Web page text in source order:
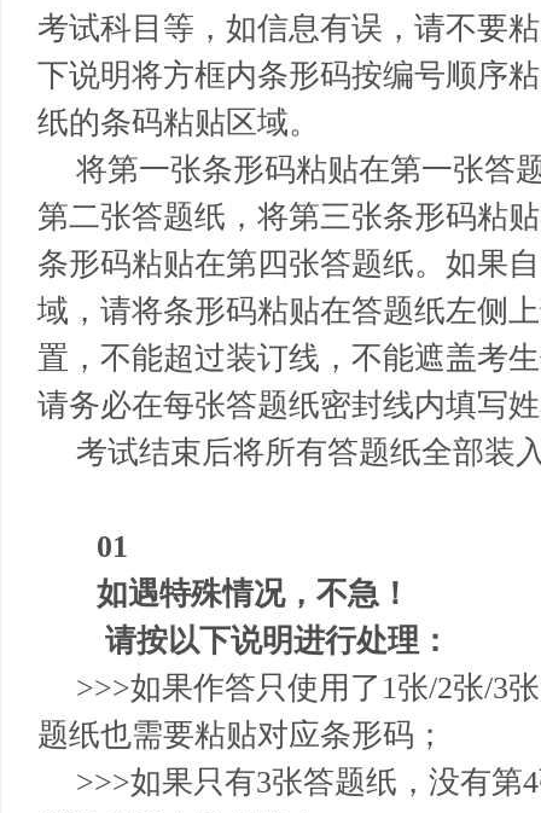
考试科目等，如信息有误，请不要
下说明将方框内条形码按编号顺序
纸的条码粘贴区域。
将第一张条形码粘贴在第一张答
第二张答题纸，将第三张条形码粘
条形码粘贴在第四张答题纸。如果
域，请将条形码粘贴在答题纸左侧
置，不能超过装订线，不能遮盖考
请务必在每张答题纸密封线内填写
考试结束后将所有答题纸全部装
01
如遇特殊情况，不急！
请按以下说明进行处理：
>>>如果作答只使用了1张/2张/3
题纸也需要粘贴对应条形码；
>>>如果只有3张答题纸，没有第